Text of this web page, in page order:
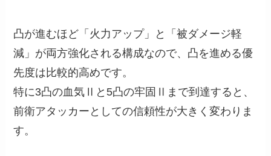
凸が進むほど「火力アップ」と「被ダメージ軽
減」が両方強化される構成なので、凸を進める優
先度は比較的高めです。
特に3凸の血気Ⅱと5凸の牢固Ⅱまで到達すると、
前衛アタッカーとしての信頼性が大きく変わりま
す。